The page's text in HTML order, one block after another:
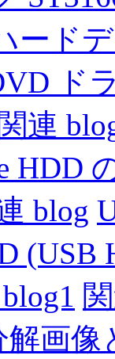
ード
ド
関連
HDD
blog
解画